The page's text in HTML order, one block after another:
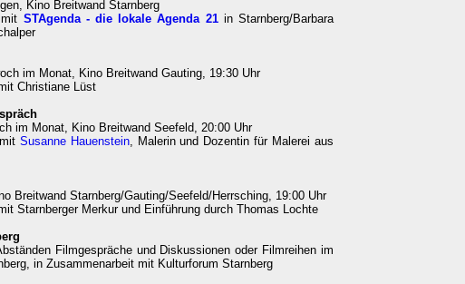
Kino Breitwand Starnberg
STAgenda - die lokale Agenda 21in Starnberg/Barbara
im Monat, Kino Breitwand Gauting, 19:30 Uhr
Christiane Lüst
im Monat, Kino Breitwand Seefeld, 20:00 Uhr
Susanne Hauenstein, Malerin und Dozentin für Malerei aus
Breitwand Starnberg/Gauting/Seefeld/Herrsching, 19:00 Uhr
Starnberger Merkur und Einführung durch Thomas Lochte
Filmgespräche und Diskussionen oder Filmreihen im
in Zusammenarbeit mit Kulturforum Starnberg